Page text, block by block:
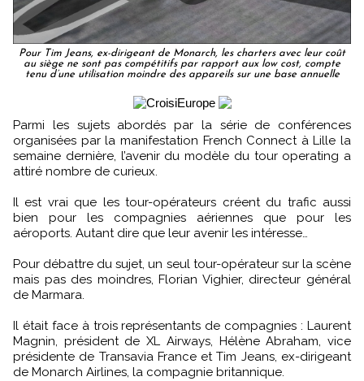
Pour Tim Jeans, ex-dirigeant de Monarch, les charters avec leur coût
au siège ne sont pas compétitifs par rapport aux low cost, compte
tenu d’une utilisation moindre des appareils sur une base annuelle
Parmi les sujets abordés par la série de conférences
organisées par la manifestation French Connect à Lille la
semaine dernière, l’avenir du modèle du tour operating a
attiré nombre de curieux.
Il est vrai que les tour-opérateurs créent du trafic aussi
bien pour les compagnies aériennes que pour les
aéroports. Autant dire que leur avenir les intéresse…
Pour débattre du sujet, un seul tour-opérateur sur la scène
mais pas des moindres, Florian Vighier, directeur général
de Marmara.
Il était face à trois représentants de compagnies : Laurent
Magnin, président de XL Airways, Hélène Abraham, vice
présidente de Transavia France et Tim Jeans, ex-dirigeant
de Monarch Airlines, la compagnie britannique.